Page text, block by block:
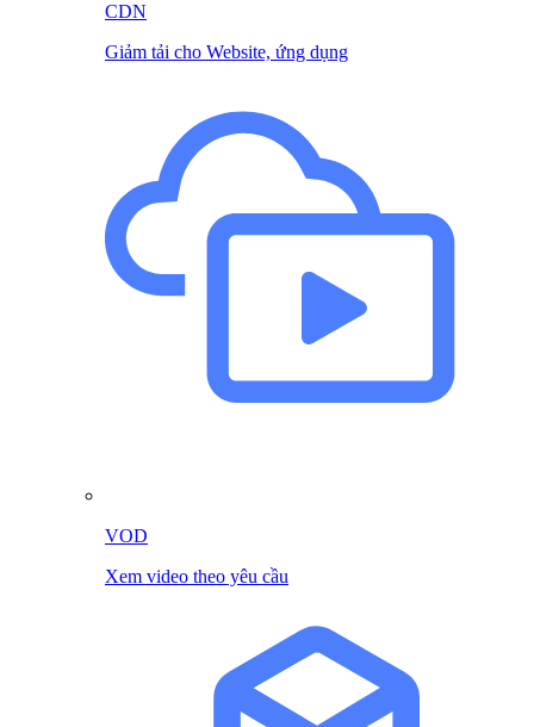
CDN
Giảm tải cho Website, ứng dụng
VOD
Xem video theo yêu cầu